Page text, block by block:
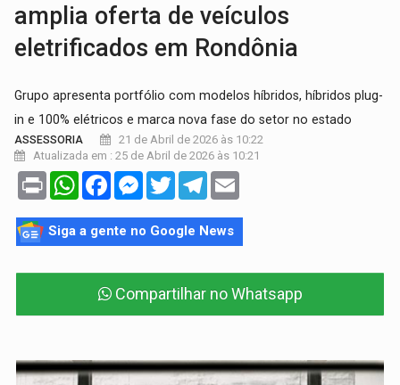
amplia oferta de veículos
eletrificados em Rondônia
Grupo apresenta portfólio com modelos híbridos, híbridos plug-
in e 100% elétricos e marca nova fase do setor no estado
ASSESSORIA
21 de Abril de 2026 às 10:22
Atualizada em : 25 de Abril de 2026 às 10:21
Print WhatsAppFacebookMessenger
TwitterTelegram
Siga a gente no Google News
Compartilhar no Whatsapp